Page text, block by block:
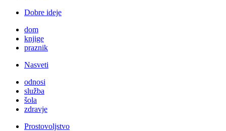
Dobre ideje
dom
knjige
praznik
Nasveti
odnosi
služba
šola
zdravje
Prostovoljstvo